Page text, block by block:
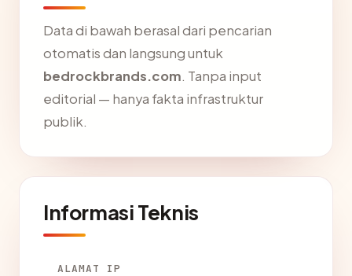
Data di bawah berasal dari pencarian
otomatis dan langsung untuk
bedrockbrands.com. Tanpa input
editorial — hanya fakta infrastruktur
publik.
Informasi Teknis
ALAMAT IP